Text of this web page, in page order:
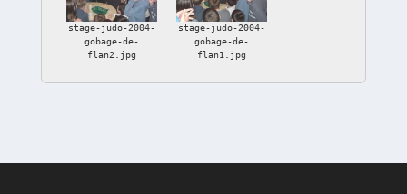
stage-judo-2004-
gobage-de-
flan2.jpg
stage-judo-2004-
gobage-de-
flan1.jpg